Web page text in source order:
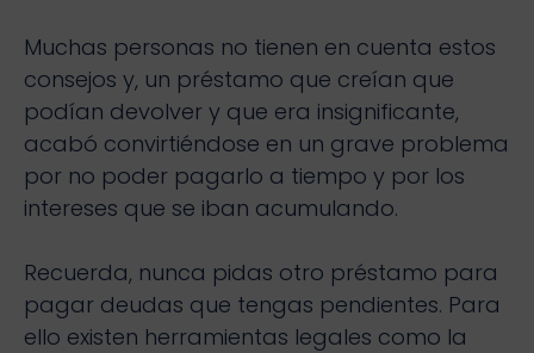
Muchas personas no tienen en cuenta estos
consejos y, un préstamo que creían que
podían devolver y que era insignificante,
acabó convirtiéndose en un grave problema
por no poder pagarlo a tiempo y por los
intereses que se iban acumulando.
Recuerda, nunca pidas otro préstamo para
pagar deudas que tengas pendientes. Para
ello existen herramientas legales como la